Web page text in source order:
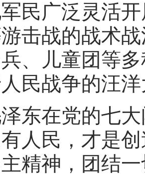
民广泛灵活
击战的战术
、儿童团等
民战争的汪
在党的七大
人民，才是
精神，团结